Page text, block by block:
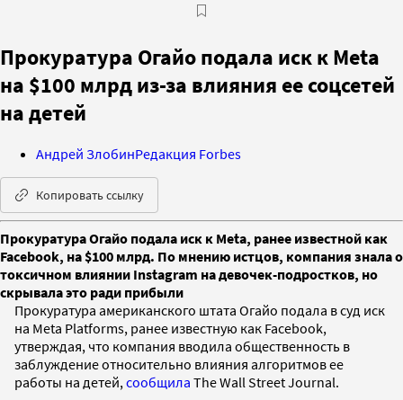
Прокуратура Огайо подала иск к Meta
на $100 млрд из-за влияния ее соцсетей
на детей
Андрей ЗлобинРедакция Forbes
Копировать ссылку
Прокуратура Огайо подала иск к Meta, ранее известной как
Facebook, на $100 млрд. По мнению истцов, компания знала о
токсичном влиянии Instagram на девочек-подростков, но
скрывала это ради прибыли
Прокуратура американского штата Огайо подала в суд иск
на Meta Platforms, ранее известную как Facebook,
утверждая, что компания вводила общественность в
заблуждение относительно влияния алгоритмов ее
работы на детей, сообщила The Wall Street Journal.